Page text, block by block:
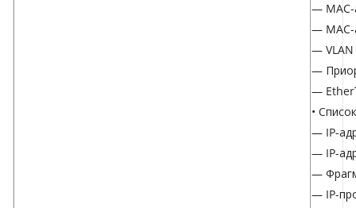
— MAC-
— MAC-
— VLAN
—
—
•
— IP-
— IP-
—
— IP-